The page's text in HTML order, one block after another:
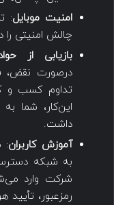
امنیت موبایل:
چالش‌ امنیتی را
بازیابی از
درصورت نقض،
تداوم کسب و
این‌کار، شما
داشت.
آموزش کاربران:
به شبکه
شرکت وارد
رمزعبور،